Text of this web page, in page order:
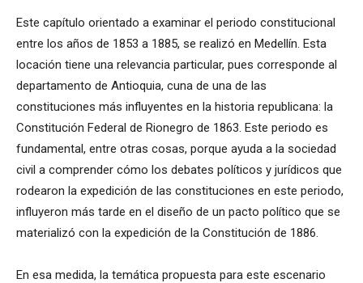
Este capítulo orientado a examinar el periodo constitucional
entre los años de 1853 a 1885, se realizó en Medellín. Esta
locación tiene una relevancia particular, pues corresponde al
departamento de Antioquia, cuna de una de las
constituciones más influyentes en la historia republicana: la
Constitución Federal de Rionegro de 1863. Este periodo es
fundamental, entre otras cosas, porque ayuda a la sociedad
civil a comprender cómo los debates políticos y jurídicos que
rodearon la expedición de las constituciones en este periodo,
influyeron más tarde en el diseño de un pacto político que se
materializó con la expedición de la Constitución de 1886.
En esa medida, la temática propuesta para este escenario